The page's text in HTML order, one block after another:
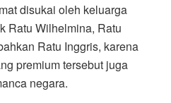
disukai oleh keluarga
Ratu Wilhelmina, Ratu
Ratu Inggris, karena
premium tersebut juga
negara.